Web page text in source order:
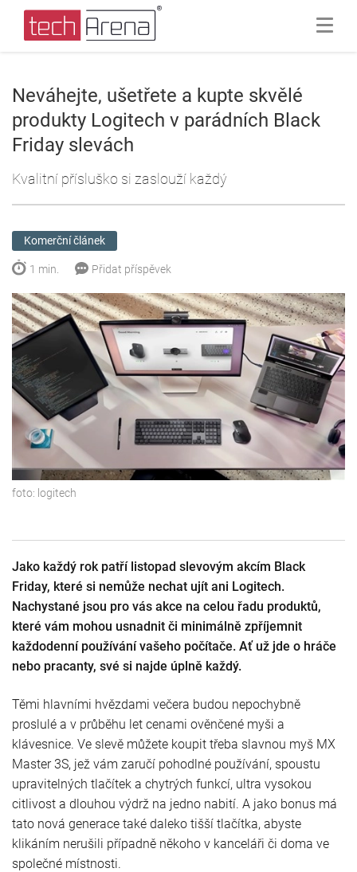
Neváhejte, ušetřete a kupte skvělé
produkty Logitech v parádních Black
Friday slevách
Kvalitní přísluško si zaslouží každý
Komerční článek
1 min. Přidat příspěvek
foto: logitech
Jako každý rok patří listopad slevovým akcím Black
Friday, které si nemůže nechat ujít ani Logitech.
Nachystané jsou pro vás akce na celou řadu produktů,
které vám mohou usnadnit či minimálně zpříjemnit
každodenní používání vašeho počítače. Ať už jde o hráče
nebo pracanty, své si najde úplně každý.
Těmi hlavními hvězdami večera budou nepochybně
proslulé a v průběhu let cenami ověnčené myši a
klávesnice. Ve slevě můžete koupit třeba slavnou myš MX
Master 3S, jež vám zaručí pohodlné používání, spoustu
upravitelných tlačítek a chytrých funkcí, ultra vysokou
citlivost a dlouhou výdrž na jedno nabití. A jako bonus má
tato nová generace také daleko tišší tlačítka, abyste
klikáním nerušili případně někoho v kanceláři či doma ve
společné místnosti.